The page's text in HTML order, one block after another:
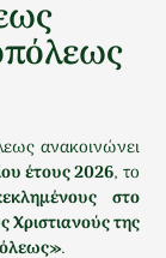
ανακοινώνει
έτους 2026, το
στο
Χριστιανούς της
.